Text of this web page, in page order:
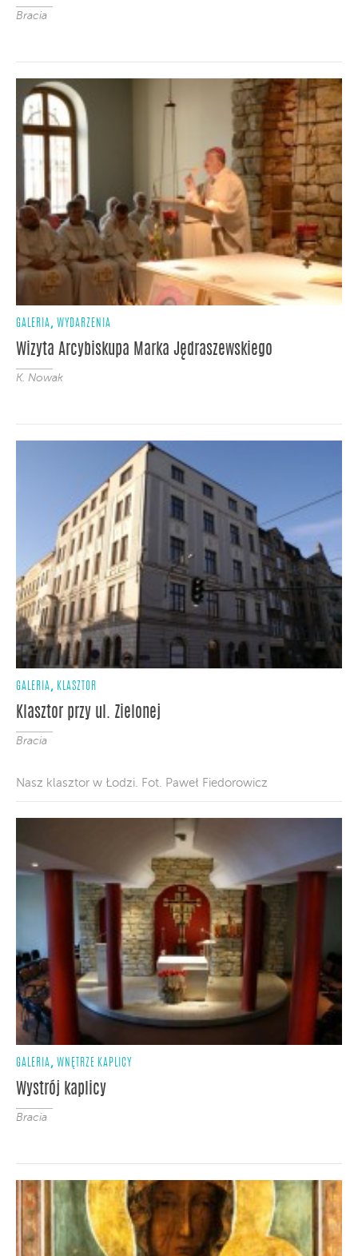
Bracia
GALERIA, WYDARZENIA
Wizyta Arcybiskupa Marka Jędraszewskiego
K. Nowak
GALERIA, KLASZTOR
Klasztor przy ul. Zielonej
Bracia
Nasz klasztor w Łodzi. Fot. Paweł Fiedorowicz
GALERIA, WNĘTRZE KAPLICY
Wystrój kaplicy
Bracia